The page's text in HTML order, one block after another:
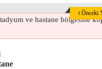
Önceki